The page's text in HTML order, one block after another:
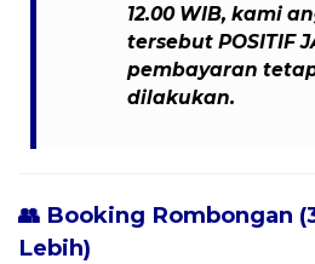
12.00 WIB, kami
tersebutPOSITIF
pembayaran
dilakukan.
👥 Booking Rombongan
Lebih)